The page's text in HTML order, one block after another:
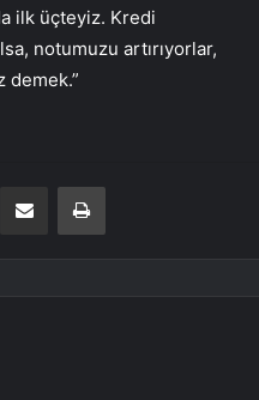
ilk üçteyiz. Kredi
notumuzu artırıyorlar,
demek.”
E-Posta ile paylaş Yazdır